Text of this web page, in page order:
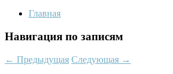
Главная
Навигация по записям
← Предыдущая Следующая →